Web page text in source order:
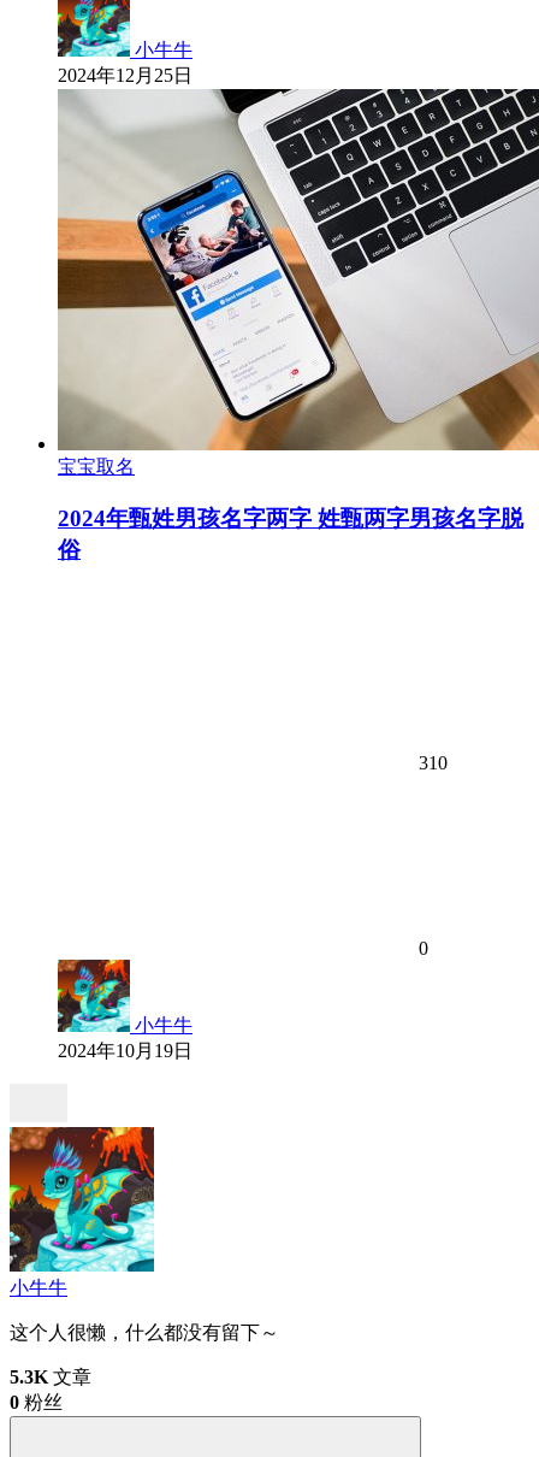
小牛牛
2024年12月25日
宝宝取名
2024年甄姓男孩名字两字 姓甄两字男孩名字脱
俗
310
0
小牛牛
2024年10月19日
小牛牛
这个人很懒，什么都没有留下～
5.3K 文章
0 粉丝